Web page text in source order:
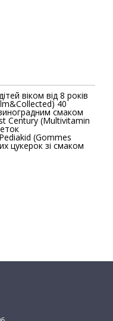
віком від 8 років
смаком
Century (Multivitamin
(Gommes
цукерок зі смаком